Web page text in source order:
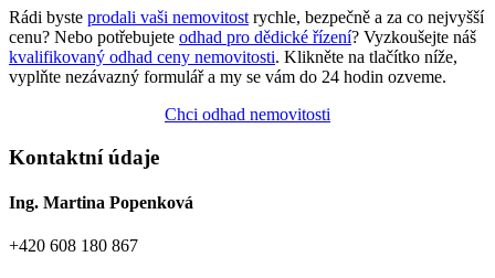
Rádi byste prodali vaši nemovitost rychle, bezpečně a za co nejvyšší
cenu? Nebo potřebujete odhad pro dědické řízení? Vyzkoušejte náš
kvalifikovaný odhad ceny nemovitosti. Klikněte na tlačítko níže,
vyplňte nezávazný formulář a my se vám do 24 hodin ozveme.
Chci odhad nemovitosti
Kontaktní údaje
Ing. Martina Popenková
+420 608 180 867